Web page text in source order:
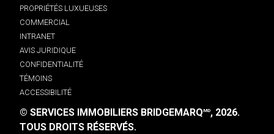
PROPRIÉTÉS LUXUEUSES
COMMERCIAL
INTRANET
AVIS JURIDIQUE
CONFIDENTIALITÉ
TÉMOINS
ACCESSIBILITÉ
© SERVICES IMMOBILIERS BRIDGEMARQMD, 2026.
TOUS DROITS RÉSERVÉS.